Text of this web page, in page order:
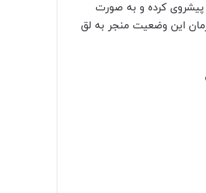
کرده و به صورت
این وضعیت منجر به لق